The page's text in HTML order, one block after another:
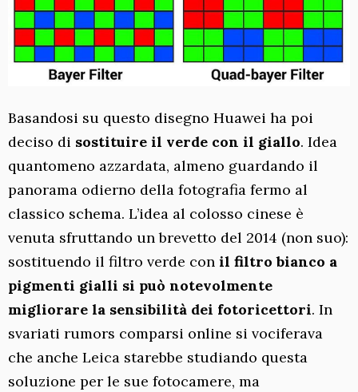
Basandosi su questo disegno Huawei ha poi
deciso di sostituire il verde con il giallo. Idea
quantomeno azzardata, almeno guardando il
panorama odierno della fotografia fermo al
classico schema. L’idea al colosso cinese è
venuta sfruttando un brevetto del 2014 (non suo):
sostituendo il filtro verde con il filtro bianco a
pigmenti gialli si può notevolmente
migliorare la sensibilità dei fotoricettori. In
svariati rumors comparsi online si vociferava
che anche Leica starebbe studiando questa
soluzione per le sue fotocamere, ma